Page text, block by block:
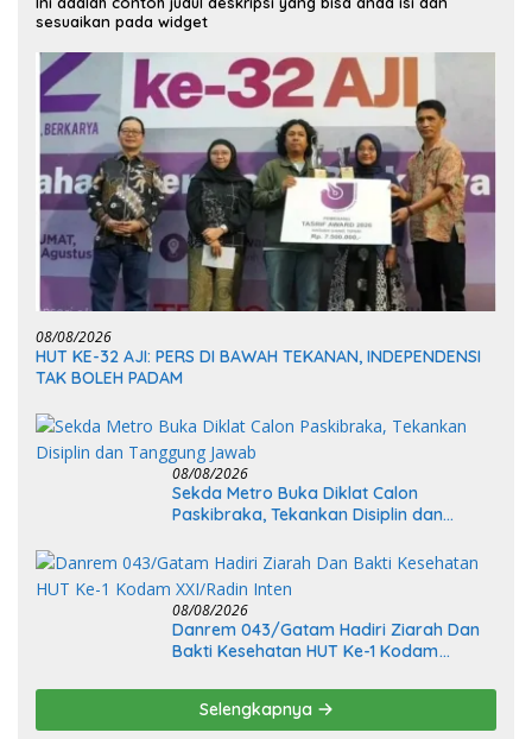
sesuaikan pada widget
08/08/2026
HUT KE-32 AJI: PERS DI BAWAH TEKANAN, INDEPENDENSI
TAK BOLEH PADAM
08/08/2026
Sekda Metro Buka Diklat Calon
Paskibraka, Tekankan Disiplin dan
08/08/2026
Danrem 043/Gatam Hadiri Ziarah Dan
Bakti Kesehatan HUT Ke-1 Kodam
Selengkapnya